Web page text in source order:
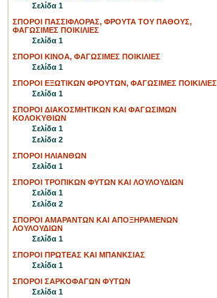
Σελίδα 1
ΣΠΟΡΟΙ ΠΑΣΣΙΦΛΟΡΑΣ, ΦΡΟΥΤΑ ΤΟΥ ΠΑΘΟΥΣ,
ΦΑΓΩΣΙΜΕΣ ΠΟΙΚΙΛΙΕΣ
Σελίδα 1
ΣΠΟΡΟΙ KINOA, ΦΑΓΩΣΙΜΕΣ ΠΟΙΚΙΛΙΕΣ
Σελίδα 1
ΣΠΟΡΟΙ ΕΞΩΤΙΚΩΝ ΦΡΟΥΤΩΝ, ΦΑΓΩΣΙΜΕΣ ΠΟΙΚΙΛΙΕΣ
Σελίδα 1
ΣΠΟΡΟΙ ΔΙΑΚΟΣΜΗΤΙΚΩΝ ΚΑΙ ΦΑΓΩΣΙΜΩΝ
ΚΟΛΟΚΥΘΙΩΝ
Σελίδα 1
Σελίδα 2
ΣΠΟΡΟΙ ΗΛΙΑΝΘΩΝ
Σελίδα 1
ΣΠΟΡΟΙ ΤΡΟΠΙΚΩΝ ΦΥΤΩΝ ΚΑΙ ΛΟΥΛΟΥΔΙΩΝ
Σελίδα 1
Σελίδα 2
ΣΠΟΡΟΙ ΑΜΑΡΑΝΤΩΝ ΚΑΙ ΑΠΟΞΗΡΑΜΕΝΩΝ
ΛΟΥΛΟΥΔΙΩΝ
Σελίδα 1
ΣΠΟΡΟΙ ΠΡΩΤΕΑΣ ΚΑΙ ΜΠΑΝΚΣΙΑΣ
Σελίδα 1
ΣΠΟΡΟΙ ΣΑΡΚΟΦΑΓΩΝ ΦΥΤΩΝ
Σελίδα 1